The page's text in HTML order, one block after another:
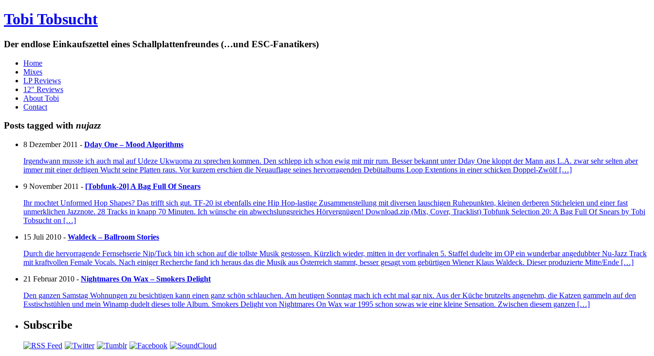
Tobi Tobsucht
Der endlose Einkaufszettel eines Schallplattenfreundes (…und ESC-Fanatikers)
Home
Mixes
LP Reviews
12" Reviews
About Tobi
Contact
Posts tagged with nujazz
8 Dezember 2011 - Dday One – Mood Algorithms
Irgendwann musste ich auch mal auf Udeze Ukwuoma zu sprechen kommen. Den schlepp ich schon ewig mit mir rum. Besser bekannt unter Dday One kloppt der Mann aus L.A. zwar sehr selten aber
immer mit einer deftigen Wucht seine Platten raus. Vor kurzem erschien die Neuauflage seines hervorragenden Debütalbums Loop Extentions in einer schicken Doppel-Zwölf […]
9 November 2011 - [Tobfunk-20] A Bag Full Of Snears
Ihr mochtet Unformed Hop Shapes? Das trifft sich gut. TF-20 ist ebenfalls eine Hip Hop-lastige Zusammenstellung mit diversen lauschigen Ruhepunkten, kleinen derberen Sticheleien und einer fast
unmerklichen Jazznote. 28 Tracks in knapp 70 Minuten. Ich wünsche ein abwechslungsreiches Hörvergnügen! Download.zip (Mix, Cover, Tracklist) Tobfunk Selection 20: A Bag Full Of Snears by Tobi
Tobsucht on […]
15 Juli 2010 - Waldeck – Ballroom Stories
Durch die hervorragende Fernsehserie Nip/Tuck bin ich schon auf die tollste Musik gestossen. Kürzlich wieder, mitten in der vorfinalen 5. Staffel dudelte im OP ein wunderbar angedubbter Nu-Jazz Track
mit kraftvollen Female Vocals. Nach einiger Recherche fand ich heraus das die Musik aus Österreich stammt, besser gesagt vom gebürtigen Wiener Klaus Waldeck. Dieser produzierte Mitte/Ende […]
21 Februar 2010 - Nightmares On Wax – Smokers Delight
Den ganzen Samstag Wohnungen zu besichtigen kann einen ganz schön schlauchen. Am heutigen Sonntag mach ich echt mal gar nix. Aus der Küche brutzelts angenehm, die Katzen gammeln auf den
Esstischstühlen und mein Winamp dudelt dieses tolle Album. Smokers Delight von Nightmares On Wax war 1995 schon sowas wie eine kleine Sensation. Zwischen diesem ganzen […]
Subscribe